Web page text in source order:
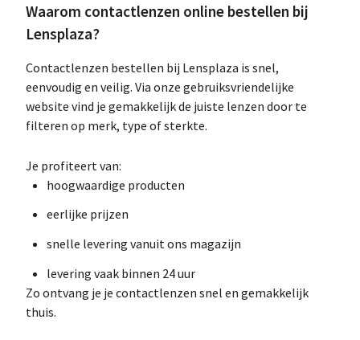
Waarom contactlenzen online bestellen bij
Lensplaza?
Contactlenzen bestellen bij Lensplaza is snel,
eenvoudig en veilig. Via onze gebruiksvriendelijke
website vind je gemakkelijk de juiste lenzen door te
filteren op merk, type of sterkte.
Je profiteert van:
hoogwaardige producten
eerlijke prijzen
snelle levering vanuit ons magazijn
levering vaak binnen 24 uur
Zo ontvang je je contactlenzen snel en gemakkelijk
thuis.